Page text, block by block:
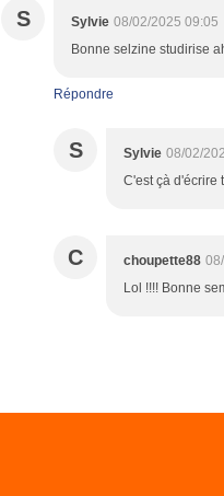
S Sylvie 08/02/2025 09:05
Bonne selzine studirise
Répondre
S Sylvie 08/02/
C'est çà d'écrire
C choupette88
Lol !!!! Bonne